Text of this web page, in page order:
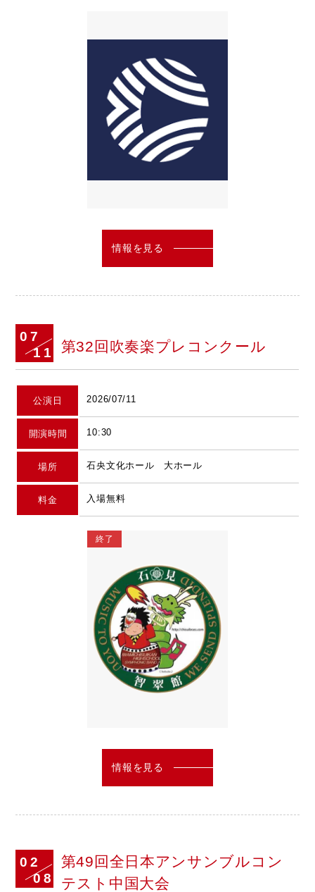
情報を見る
07
11
第32回吹奏楽プレコンクール
公演日 2026/07/11
開演時間 10:30
場所 石央文化ホール 大ホール
料金 入場無料
終了
情報を見る
02
08
第49回全日本アンサンブルコン
テスト中国大会